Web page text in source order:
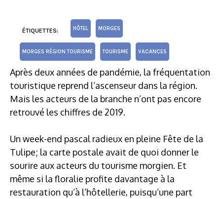
ÉTIQUETTES: HÔTEL MORGES
MORGES RÉGION TOURISME TOURISME VACANCES
Après deux années de pandémie, la fréquentation
touristique reprend l’ascenseur dans la région.
Mais les acteurs de la branche n’ont pas encore
retrouvé les chiffres de 2019.
Un week-end pascal radieux en pleine Fête de la
Tulipe; la carte postale avait de quoi donner le
sourire aux acteurs du tourisme morgien. Et
même si la floralie profite davantage à la
restauration qu’à l’hôtellerie, puisqu’une part